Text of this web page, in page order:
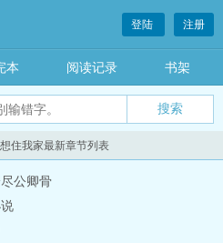
登陆 注册
本 阅读记录 书架
住我家最新章节列表
公卿骨